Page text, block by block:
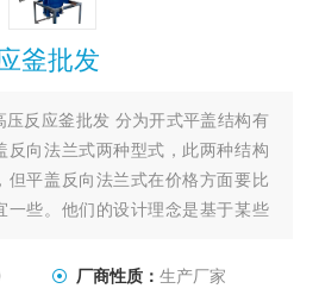
釜批发
压反应釜批发 分为开式平盖结构有
反向法兰式两种型式，此两种结构
但平盖反向法兰式在价格方面要比
一些。他们的设计理念是基于某些
容积较小（3000L以下）的工况条
厂商性质： 生产厂家